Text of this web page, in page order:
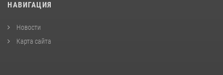
НАВИГАЦИЯ
Новости
Карта сайта